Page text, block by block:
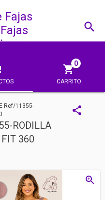
Fajas
CARRITO
0
Ref/11355-
RODILLA
360